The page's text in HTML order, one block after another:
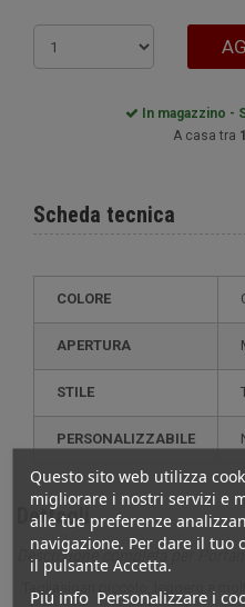
Questo sito web utilizza
migliorare i nostri servizi e
alle tue preferenze
navigazione. Per dare il tuo
il pulsante Accetta.
Piú info Personalizzare i
In magazzino -
A casa tra
Scheda tecnica
COLORE
APERTURA
STILE
PERSONALIZZABILE
Dettagli
Descrizione completa per
Tagliasigari piccolo, leggero e